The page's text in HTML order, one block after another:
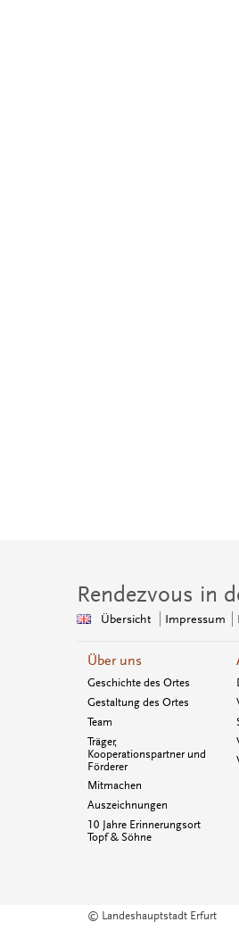
Rendezvous in
Übersicht Impressum
Über uns
Geschichte des Ortes
Gestaltung des Ortes
Team
Träger,
Kooperationspartner und
Förderer
Mitmachen
Auszeichnungen
10 Jahre Erinnerungsort
Topf & Söhne
© Landeshauptstadt Erfurt